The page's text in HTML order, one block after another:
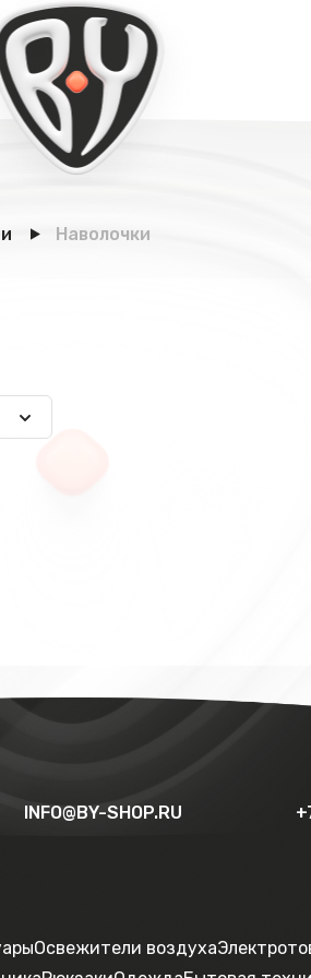
Наволочки
INFO@BY-SHOP.RU
Освежители воздуха